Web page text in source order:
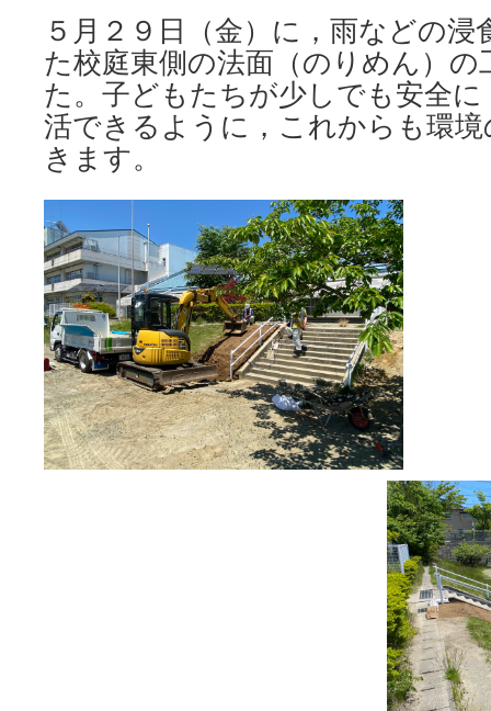
５月２９日（金）に，雨などの
た校庭東側の法面（のりめん）
た。子どもたちが少しでも安全
活できるように，これからも環
きます。